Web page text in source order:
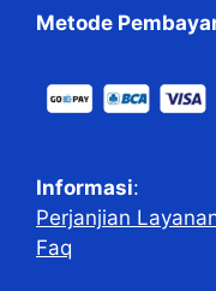
Metode
Informasi:
Perjanjian
Faq